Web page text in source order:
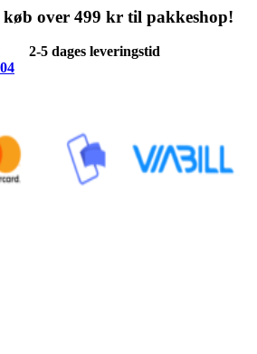
pris
100,00 kr..
over 499 kr til pakkeshop!
2-5 dages leveringstid